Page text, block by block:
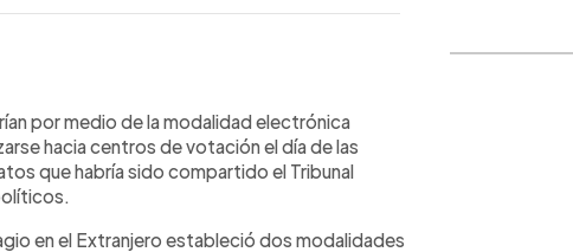
por medio de la modalidad electrónica
hacia centros de votación el día de las
que habría sido compartido el Tribunal
en el Extranjero estableció dos modalidades